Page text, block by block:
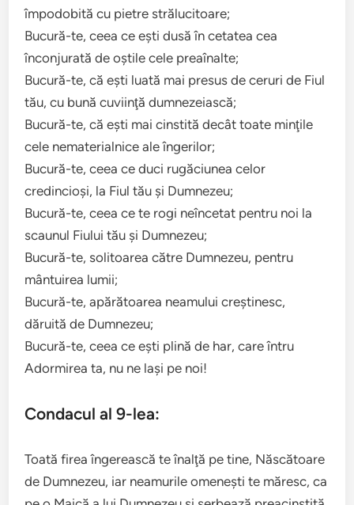
împodobită cu pietre strălucitoare;
Bucură-te, ceea ce eşti dusă în cetatea cea
înconjurată de oştile cele preaînalte;
Bucură-te, că eşti luată mai presus de ceruri de Fiul
tău, cu bună cuviinţă dumnezeiască;
Bucură-te, că eşti mai cinstită decât toate minţile
cele nematerialnice ale îngerilor;
Bucură-te, ceea ce duci rugăciunea celor
credincioşi, la Fiul tău şi Dumnezeu;
Bucură-te, ceea ce te rogi neîncetat pentru noi la
scaunul Fiului tău şi Dumnezeu;
Bucură-te, solitoarea către Dumnezeu, pentru
mântuirea lumii;
Bucură-te, apărătoarea neamului creştinesc,
dăruită de Dumnezeu;
Bucură-te, ceea ce eşti plină de har, care întru
Adormirea ta, nu ne laşi pe noi!
Condacul al 9-lea:
Toată firea îngerească te înalţă pe tine, Născătoare
de Dumnezeu, iar neamurile omeneşti te măresc, ca